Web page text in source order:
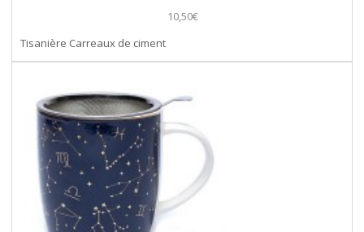
10,50€
Tisanière Carreaux de ciment